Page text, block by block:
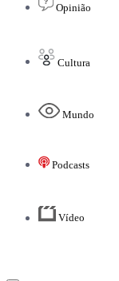
Opinião
Cultura
Mundo
Podcasts
Vídeo